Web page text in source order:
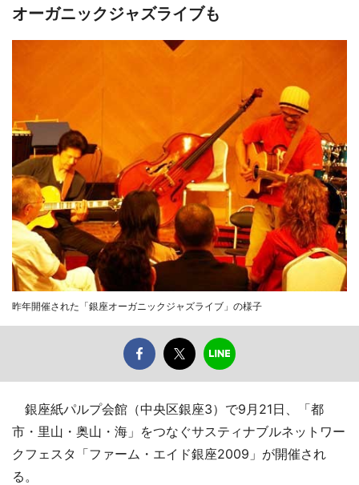
オーガニックジャズライブも
昨年開催された「銀座オーガニックジャズライブ」の様子
銀座紙パルプ会館（中央区銀座3）で9月21日、「都
市・里山・奥山・海」をつなぐサスティナブルネットワー
クフェスタ「ファーム・エイド銀座2009」が開催され
る。